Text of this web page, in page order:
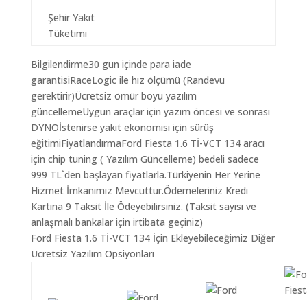
Şehir Yakıt
Tüketimi
Bilgilendirme30 gun içinde para iade
garantisiRaceLogic ile hız ölçümü (Randevu
gerektirir)Ücretsiz ömür boyu yazılım
güncellemeUygun araçlar için yazım öncesi ve sonrası
DYNOİstenirse yakıt ekonomisi için sürüş
eğitimiFiyatlandırmaFord Fiesta 1.6 Tİ-VCT 134 aracı
için chip tuning ( Yazılım Güncelleme) bedeli sadece
999 TL`den başlayan fiyatlarla.Türkiyenin Her Yerine
Hizmet İmkanımız Mevcuttur.Ödemeleriniz Kredi
Kartına 9 Taksit İle Ödeyebilirsiniz. (Taksit sayısı ve
anlaşmalı bankalar için irtibata geçiniz)
Ford Fiesta 1.6 Tİ-VCT 134 İçin Ekleyebileceğimiz Diğer
Ücretsiz Yazılım Opsiyonları